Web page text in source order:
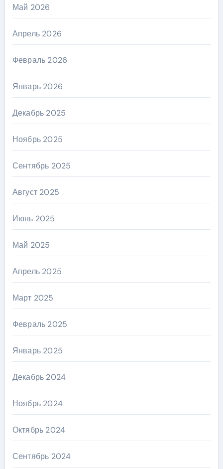
Май 2026
Апрель 2026
Февраль 2026
Январь 2026
Декабрь 2025
Ноябрь 2025
Сентябрь 2025
Август 2025
Июнь 2025
Май 2025
Апрель 2025
Март 2025
Февраль 2025
Январь 2025
Декабрь 2024
Ноябрь 2024
Октябрь 2024
Сентябрь 2024